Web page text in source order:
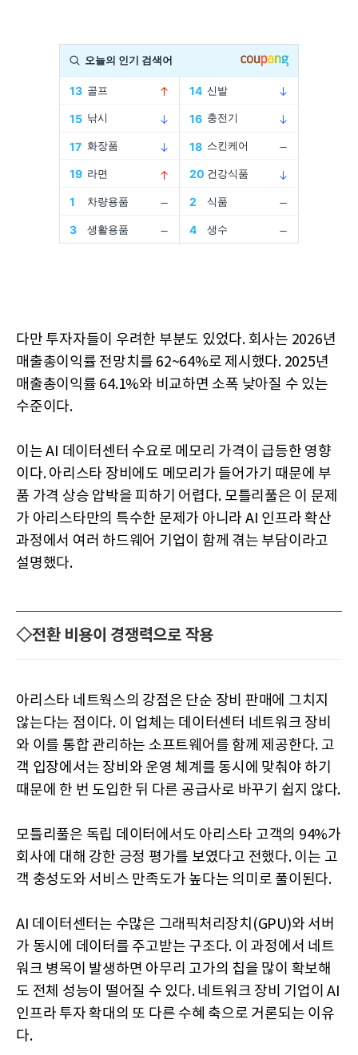
다만 투자자들이 우려한 부분도 있었다. 회사는 2026년
매출총이익률 전망치를 62~64%로 제시했다. 2025년
매출총이익률 64.1%와 비교하면 소폭 낮아질 수 있는
수준이다.
이는 AI 데이터센터 수요로 메모리 가격이 급등한 영향
이다. 아리스타 장비에도 메모리가 들어가기 때문에 부
품 가격 상승 압박을 피하기 어렵다. 모틀리풀은 이 문제
가 아리스타만의 특수한 문제가 아니라 AI 인프라 확산
과정에서 여러 하드웨어 기업이 함께 겪는 부담이라고
설명했다.
◇전환 비용이 경쟁력으로 작용
아리스타 네트웍스의 강점은 단순 장비 판매에 그치지
않는다는 점이다. 이 업체는 데이터센터 네트워크 장비
와 이를 통합 관리하는 소프트웨어를 함께 제공한다. 고
객 입장에서는 장비와 운영 체계를 동시에 맞춰야 하기
때문에 한 번 도입한 뒤 다른 공급사로 바꾸기 쉽지 않다.
모틀리풀은 독립 데이터에서도 아리스타 고객의 94%가
회사에 대해 강한 긍정 평가를 보였다고 전했다. 이는 고
객 충성도와 서비스 만족도가 높다는 의미로 풀이된다.
AI 데이터센터는 수많은 그래픽처리장치(GPU)와 서버
가 동시에 데이터를 주고받는 구조다. 이 과정에서 네트
워크 병목이 발생하면 아무리 고가의 칩을 많이 확보해
도 전체 성능이 떨어질 수 있다. 네트워크 장비 기업이 AI
인프라 투자 확대의 또 다른 수혜 축으로 거론되는 이유
다.